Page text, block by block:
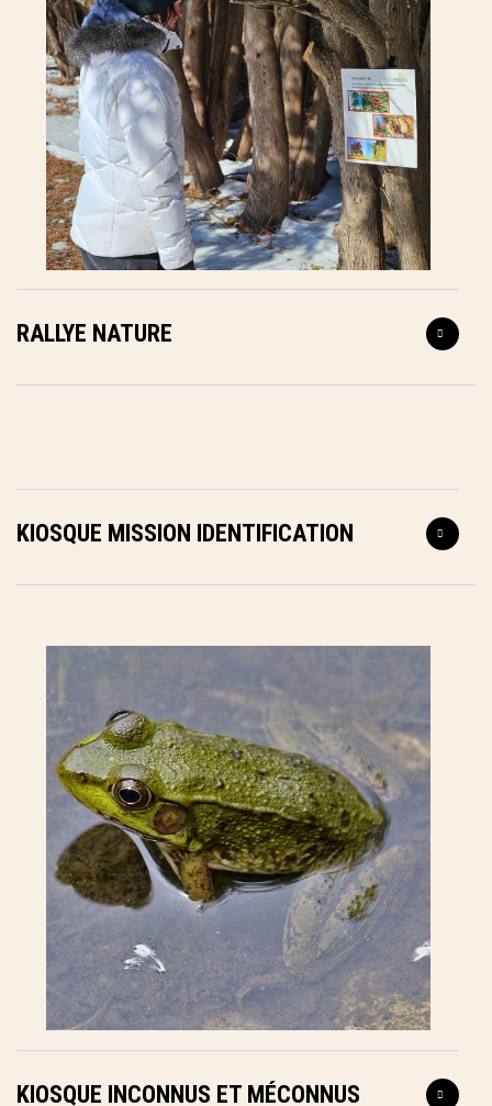
RALLYE NATURE
KIOSQUE MISSION IDENTIFICATION
KIOSQUE INCONNUS ET MÉCONNUS